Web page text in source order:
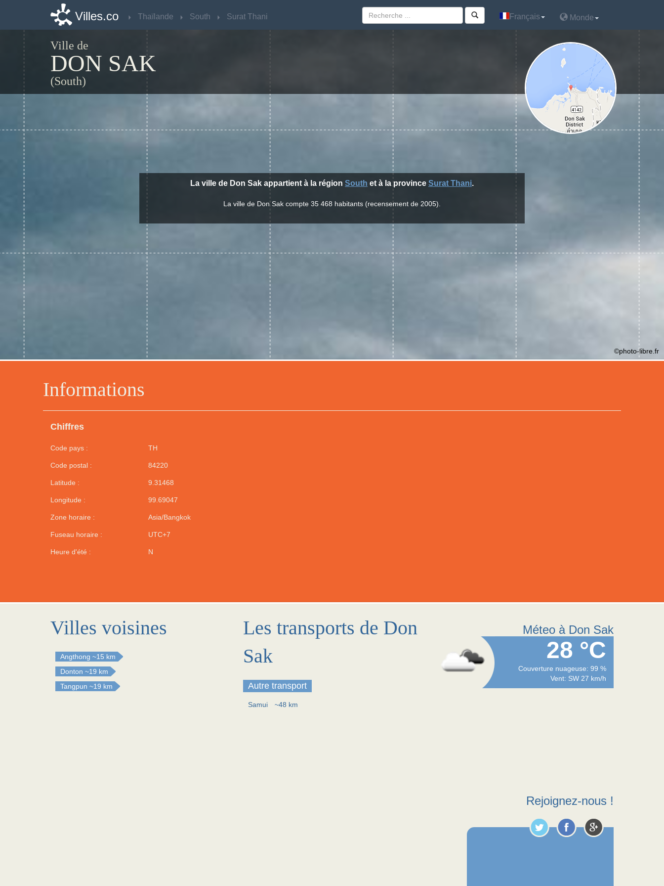
Villes.co Thaïlande South Surat Thani Français Monde
Ville de
DON SAK
(South)
Informations
Chiffres
Code pays : TH
Code postal : 84220
Latitude : 9.31468
Longitude : 99.69047
Zone horaire : Asia/Bangkok
Fuseau horaire : UTC+7
Heure d'été : N
La ville de Don Sak appartient à la région South et à la province Surat Thani.
La ville de Don Sak compte 35 468 habitants (recensement de 2005).
©photo-libre.fr
Villes voisines
Angthong ~15 km
Donton ~19 km
Tangpun ~19 km
Les transports de Don
Sak
Autre transport
Samui ~48 km
Méteo à Don Sak
28 °C
Couverture nuageuse: 99 %
Vent: SW 27 km/h
Rejoignez-nous !
Villes.co Thaïlande South Surat Thani Français Monde